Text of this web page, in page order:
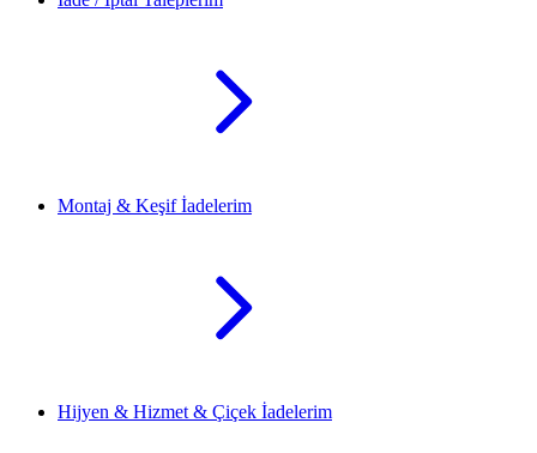
Montaj & Keşif İadelerim
Hijyen & Hizmet & Çiçek İadelerim